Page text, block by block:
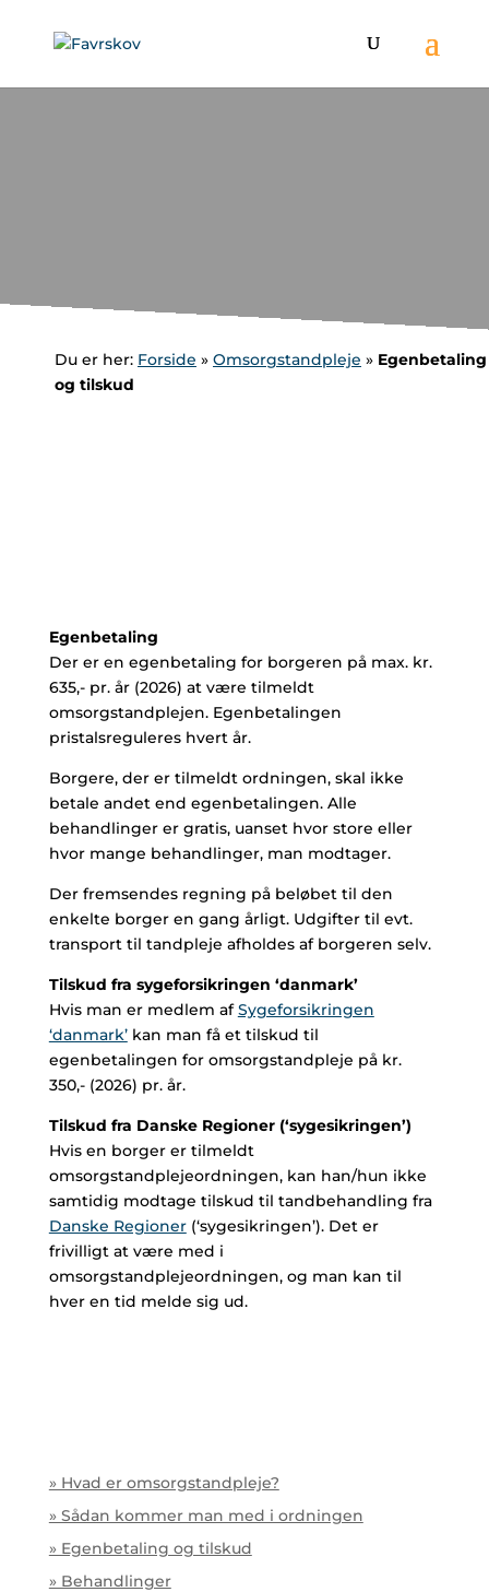
content
Du er her: Forside » Omsorgstandpleje » Egenbetaling
og tilskud
Egenbetaling
Der er en egenbetaling for borgeren på max. kr.
635,- pr. år (2026) at være tilmeldt
omsorgstandplejen. Egenbetalingen
pristalsreguleres hvert år.
Borgere, der er tilmeldt ordningen, skal ikke
betale andet end egenbetalingen. Alle
behandlinger er gratis, uanset hvor store eller
hvor mange behandlinger, man modtager.
Der fremsendes regning på beløbet til den
enkelte borger en gang årligt. Udgifter til evt.
transport til tandpleje afholdes af borgeren selv.
Tilskud fra sygeforsikringen ‘danmark’
Hvis man er medlem afSygeforsikringen
‘danmark’kan man få et tilskud til
egenbetalingen for omsorgstandpleje på kr.
350,- (2026) pr. år.
Tilskud fra Danske Regioner (‘sygesikringen’)
Hvis en borger er tilmeldt
omsorgstandplejeordningen, kan han/hun ikke
samtidig modtage tilskud til tandbehandling fra
Danske Regioner(‘sygesikringen’). Det er
frivilligt at være med i
omsorgstandplejeordningen, og man kan til
hver en tid melde sig ud.
» Hvad er omsorgstandpleje?
» Sådan kommer man med i ordningen
» Egenbetaling og tilskud
» Behandlinger